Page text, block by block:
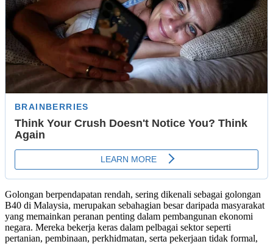
Golongan berpendapatan rendah, sering dikenali sebagai golongan
B40 di Malaysia, merupakan sebahagian besar daripada masyarakat
yang memainkan peranan penting dalam pembangunan ekonomi
negara. Mereka bekerja keras dalam pelbagai sektor seperti
pertanian, pembinaan, perkhidmatan, serta pekerjaan tidak formal,